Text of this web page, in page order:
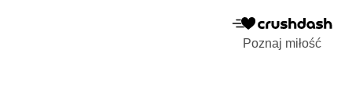
Poznaj miłość